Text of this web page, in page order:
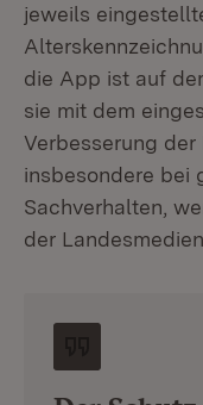
jeweils
die App ist auf
sie mit dem
Verbesserung der
insbesondere bei
Sachverhalten,
der